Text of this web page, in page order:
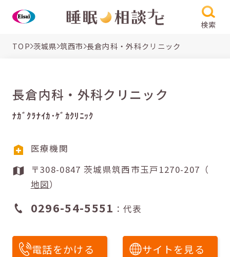
検索
TOP 茨城県 筑西市 長倉内科・外科クリニック
長倉内科・外科クリニック
ﾅｶﾞｸﾗﾅｲｶ･ｹﾞｶｸﾘﾆｯｸ
医療機関
〒308-0847 茨城県筑西市玉戸1270-207（
地図）
0296-54-5551 ：代表
電話をかける サイトを見る